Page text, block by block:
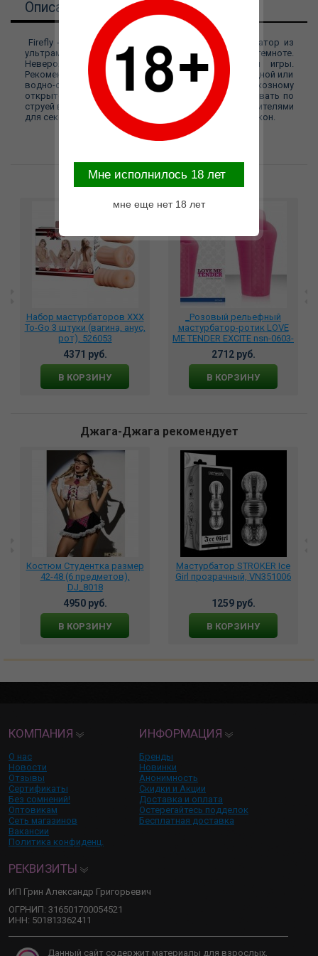
Описание
Firefly - Moon Stroker - Blue - это сквозной мастурбатор из
ультрамягкого силикона, который еще и светится в темноте.
Невероятные ощущения для соло или парной игры.
Рекомендуется использовать с лубрикантами на водной или
водно-силиконовой основе. Благодяря скозному
открытому дизайну этот мастурбатор легко промывать по
струей воды и обеззараживать специальными очистителями
для секс-игрушек. Материал изделия SuperSoft Силикон.
Возможные варианты замены
Набор мастурбаторов XXX
To-Go 3 штуки (вагина, анус,
рот), 526053
4371 руб.
В КОРЗИНУ
_Розовый рельефный
мастурбатор-ротик LOVE
ME TENDER EXCITE nsn-0603-
14
2712 руб.
В КОРЗИНУ
Джага-Джага рекомендует
Костюм Студентка размер
42-48 (6 предметов),
DJ_8018
4950 руб.
В КОРЗИНУ
Мастурбатор STROKER Ice
Girl прозрачный, VN351006
1259 руб.
В КОРЗИНУ
КОМПАНИЯ
О нас
Новости
Отзывы
Сертификаты
Без сомнений!
Оптовикам
Сеть магазинов
Вакансии
Политика конфиденц.
ИНФОРМАЦИЯ
Бренды
Новинки
Анонимность
Скидки и Акции
Доставка и оплата
Остерегайтесь подделок
Бесплатная доставка
РЕКВИЗИТЫ
ИП Грин Александр Григорьевич
ОГРНИП: 316501700054521
ИНН: 501813362411
Данный сайт содержит материалы для взрослых,
Mне исполнилось 18 лет
мне еще нет 18 лет